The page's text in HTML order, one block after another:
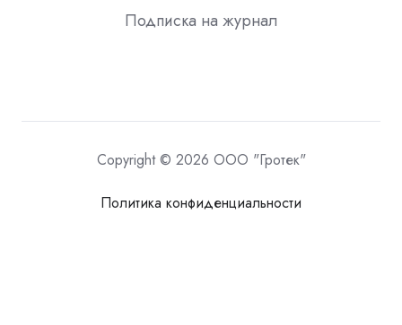
Подписка на журнал
Copyright © 2026 ООО "Гротек"
Политика конфиденциальности